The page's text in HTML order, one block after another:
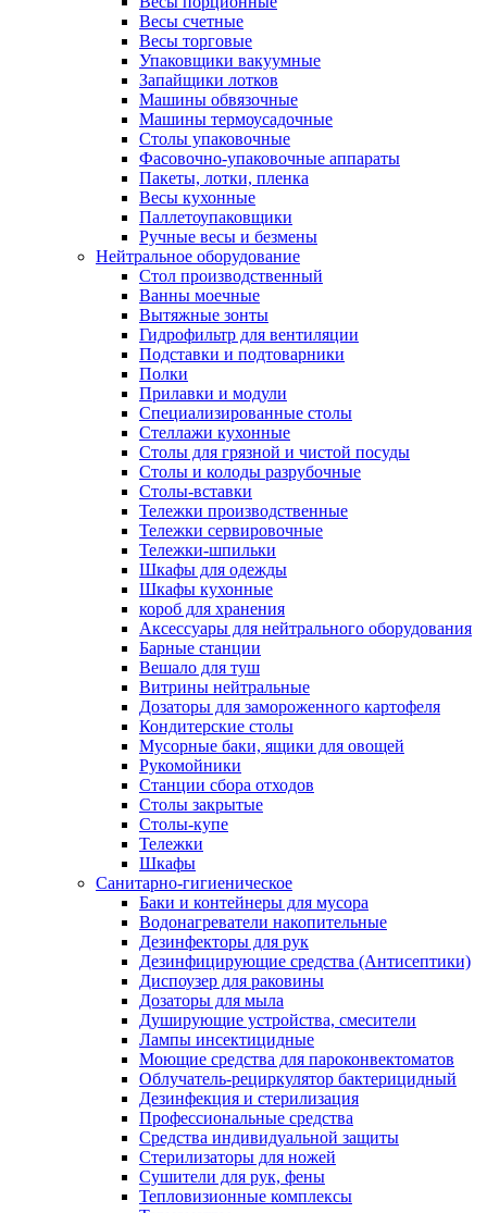
Весы счетные
Весы торговые
Упаковщики вакуумные
Запайщики лотков
Машины обвязочные
Машины термоусадочные
Столы упаковочные
Фасовочно-упаковочные аппараты
Пакеты, лотки, пленка
Весы кухонные
Паллетоупаковщики
Ручные весы и безмены
Нейтральное оборудование
Cтол производственный
Ванны моечные
Вытяжные зонты
Гидрофильтр для вентиляции
Подставки и подтоварники
Полки
Прилавки и модули
Специализированные столы
Стеллажи кухонные
Столы для грязной и чистой посуды
Столы и колоды разрубочные
Столы-вставки
Тележки производственные
Тележки сервировочные
Тележки-шпильки
Шкафы для одежды
Шкафы кухонные
короб для хранения
Аксессуары для нейтрального оборудования
Барные станции
Вешало для туш
Витрины нейтральные
Дозаторы для замороженного картофеля
Кондитерские столы
Мусорные баки, ящики для овощей
Рукомойники
Станции сбора отходов
Столы закрытые
Столы-купе
Тележки
Шкафы
Санитарно-гигиеническое
Баки и контейнеры для мусора
Водонагреватели накопительные
Дезинфекторы для рук
Дезинфицирующие средства (Антисептики)
Диспоузер для раковины
Дозаторы для мыла
Душирующие устройства, смесители
Лампы инсектицидные
Моющие средства для пароконвектоматов
Облучатель-рециркулятор бактерицидный
Дезинфекция и стерилизация
Профессиональные средства
Средства индивидуальной защиты
Стерилизаторы для ножей
Сушители для рук, фены
Тепловизионные комплексы